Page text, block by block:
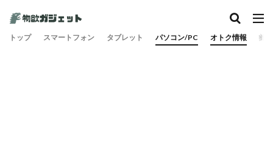
トップ スマートフォン タブレット パソコン/PC オトク情報 旅